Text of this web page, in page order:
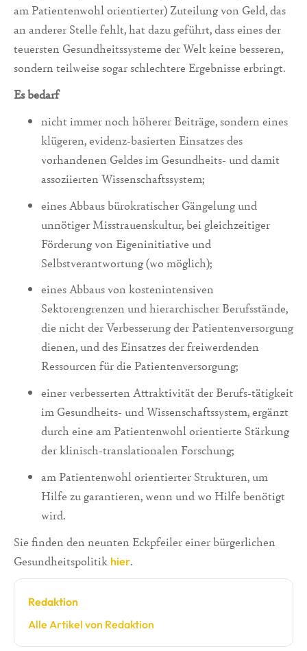
am Patientenwohl orientierter) Zuteilung von Geld, das
an anderer Stelle fehlt, hat dazu geführt, dass eines der
teuersten Gesundheitssysteme der Welt keine besseren,
sondern teilweise sogar schlechtere Ergebnisse erbringt.
Es bedarf
nicht immer noch höherer Beiträge, sondern eines
klügeren, evidenz-basierten Einsatzes des
vorhandenen Geldes im Gesundheits- und damit
assoziierten Wissenschaftssystem;
eines Abbaus bürokratischer Gängelung und
unnötiger Misstrauenskultur, bei gleichzeitiger
Förderung von Eigeninitiative und
Selbstverantwortung (wo möglich);
eines Abbaus von kostenintensiven
Sektorengrenzen und hierarchischer Berufsstände,
die nicht der Verbesserung der Patientenversorgung
dienen, und des Einsatzes der freiwerdenden
Ressourcen für die Patientenversorgung;
einer verbesserten Attraktivität der Berufs-tätigkeit
im Gesundheits- und Wissenschaftssystem, ergänzt
durch eine am Patientenwohl orientierte Stärkung
der klinisch-translationalen Forschung;
am Patientenwohl orientierter Strukturen, um
Hilfe zu garantieren, wenn und wo Hilfe benötigt
wird.
Sie finden den neunten Eckpfeiler einer bürgerlichen
Gesundheitspolitik hier.
Redaktion
Alle Artikel von Redaktion